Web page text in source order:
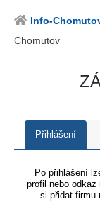
Info-
Chomutov
Přihlášení
Po přihlášení
profil nebo odkaz
si přidat firmu